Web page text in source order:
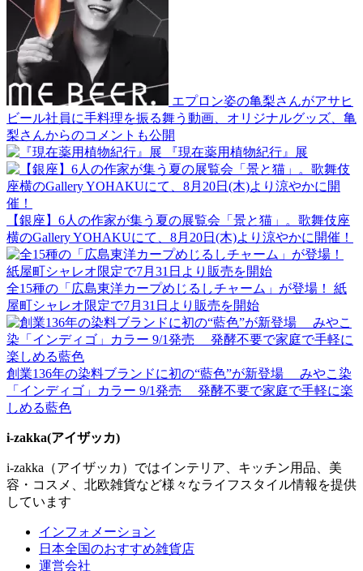
エプロン姿の亀梨さんがアサヒ
ビール社員に手料理を振る舞う動画、オリジナルグッズ、亀
梨さんからのコメントも公開
『現在薬用植物紀行』展
【銀座】6人の作家が集う夏の展覧会「景と猫」。歌舞伎座
横のGallery YOHAKUにて、8月20日(木)より涼やかに開催！
全15種の「広島東洋カープめじるしチャーム」が登場！ 紙
屋町シャレオ限定で7月31日より販売を開始
創業136年の染料ブランドに初の“藍色”が新登場 みやこ染
「インディゴ」カラー 9/1発売 発酵不要で家庭で手軽に楽
しめる藍色
i-zakka(アイザッカ)
i-zakka（アイザッカ）ではインテリア、キッチン用品、美
容・コスメ、北欧雑貨など様々なライフスタイル情報を提供
しています
インフォメーション
日本全国のおすすめ雑貨店
運営会社